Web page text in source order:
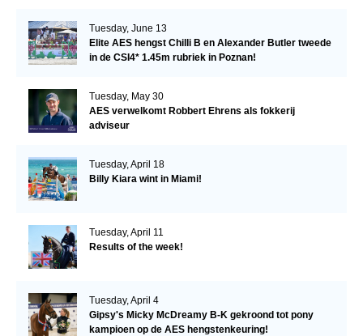
Tuesday, June 13
Elite AES hengst Chilli B en Alexander Butler tweede
in de CSI4* 1.45m rubriek in Poznan!
Tuesday, May 30
AES verwelkomt Robbert Ehrens als fokkerij
adviseur
Tuesday, April 18
Billy Kiara wint in Miami!
Tuesday, April 11
Results of the week!
Tuesday, April 4
Gipsy's Micky McDreamy B-K gekroond tot pony
kampioen op de AES hengstenkeuring!